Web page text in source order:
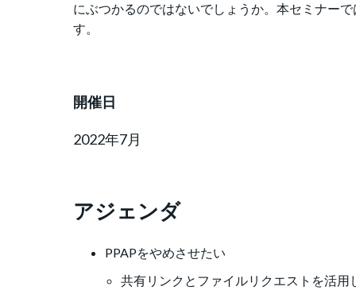
にぶつかるのではないでしょうか。本セミナー
す。
開催日
2022年7月
アジェンダ
PPAPをやめさせたい
共有リンクとファイルリクエストを活用